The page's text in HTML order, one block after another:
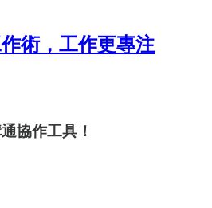
術，工作更專注
協作工具！